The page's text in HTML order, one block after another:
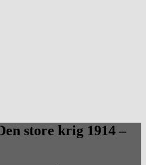
store krig 1914 –